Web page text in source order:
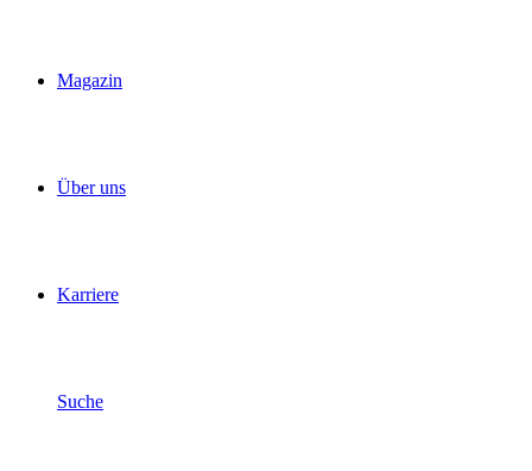
Magazin
Über uns
Karriere
Suche